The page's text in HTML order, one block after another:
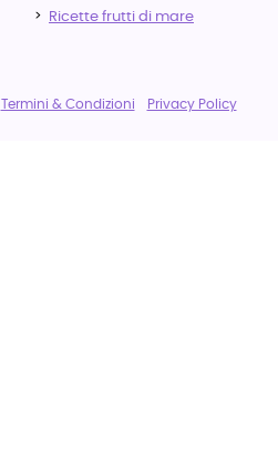
Ricette frutti di mare
Termini & Condizioni Privacy Policy